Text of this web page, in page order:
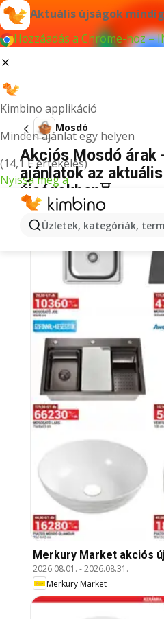
Aktuális újságok
Hozzáadás a Chrome-hoz –
Kimbino applikáció
Minden ajánlat egy helyen
(14,1 E értékelés)
Nyissa meg a
Üzletek, kategóriák,
Mosdó
Akciós Mosdó árak
ajánlatok az
újságokban⏳
Merkury Market akciós
2026.08.01. -2026.08.31.
Merkury Market